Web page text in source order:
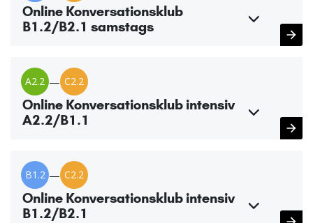
Online Konversationsklub
B1.2/B2.1 samstags
A2.2 — C2.2
Online Konversationsklub intensiv
A2.2/B1.1
B1.2 — C2.2
Online Konversationsklub intensiv
B1.2/B2.1